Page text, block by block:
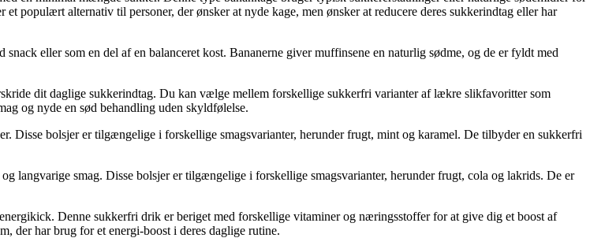
populært alternativ til personer, der ønsker at nyde kage, men ønsker at reducere deres sukkerindtag eller har
eller som en del af en balanceret kost. Bananerne giver muffinsene en naturlig sødme, og de er fyldt med
dit daglige sukkerindtag. Du kan vælge mellem forskellige sukkerfri varianter af lækre slikfavoritter som
og nyde en sød behandling uden skyldfølelse.
Disse bolsjer er tilgængelige i forskellige smagsvarianter, herunder frugt, mint og karamel. De tilbyder en sukkerfri
langvarige smag. Disse bolsjer er tilgængelige i forskellige smagsvarianter, herunder frugt, cola og lakrids. De er
Denne sukkerfri drik er beriget med forskellige vitaminer og næringsstoffer for at give dig et boost af
der har brug for et energi-boost i deres daglige rutine.